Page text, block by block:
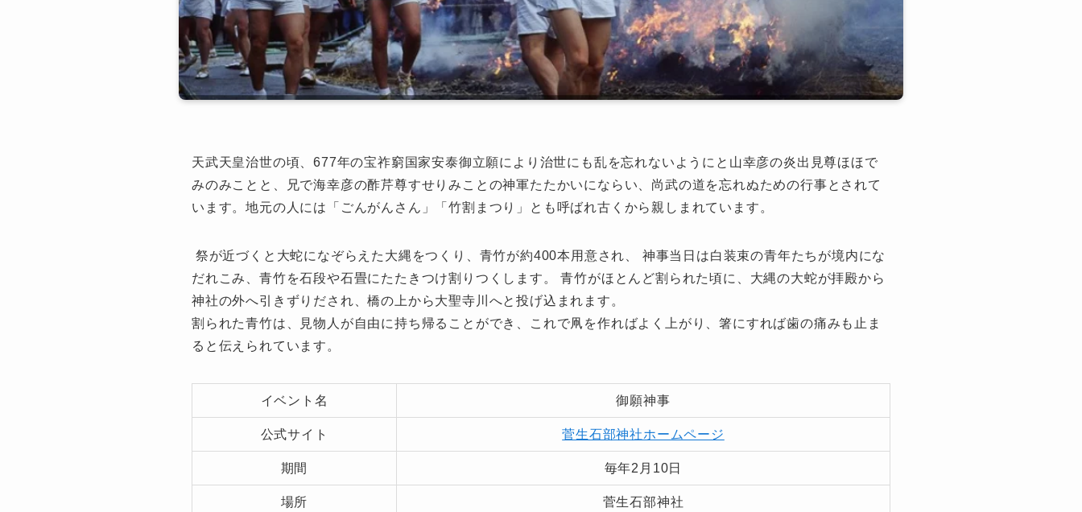
天武天皇治世の頃、677年の宝祚窮国家安泰御立願により治世にも乱を忘れないようにと山幸彦の炎出見尊ほほで
みのみことと、兄で海幸彦の酢芹尊すせりみことの神軍たたかいにならい、尚武の道を忘れぬための行事とされて
います。地元の人には「ごんがんさん」「竹割まつり」とも呼ばれ古くから親しまれています。
祭が近づくと大蛇になぞらえた大縄をつくり、青竹が約400本用意され、 神事当日は白装束の青年たちが境内にな
だれこみ、青竹を石段や石畳にたたきつけ割りつくします。 青竹がほとんど割られた頃に、大縄の大蛇が拝殿から
神社の外へ引きずりだされ、橋の上から大聖寺川へと投げ込まれます。
割られた青竹は、見物人が自由に持ち帰ることができ、これで凧を作ればよく上がり、箸にすれば歯の痛みも止ま
ると伝えられています。
イベント名 御願神事
公式サイト 菅生石部神社ホームページ
期間 毎年2月10日
場所 菅生石部神社